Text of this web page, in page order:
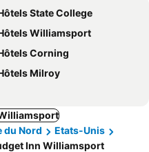
State College
Williamsport
Corning
Milroy
du Nord
Etats-Unis
Inn Williamsport